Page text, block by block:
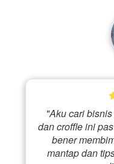
dan croffle ini
bener
mantap dan